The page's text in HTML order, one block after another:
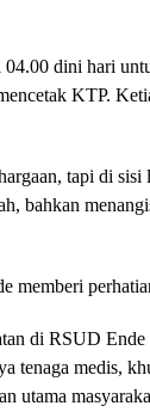
dini hari
KTP.
tapi di
bahkan
memberi
di RSUD
medis,
utama